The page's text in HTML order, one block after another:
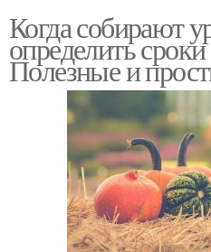
Когда собирают
определить
Полезные и